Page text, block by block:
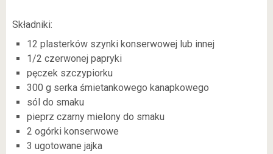
Składniki:
12 plasterków szynki konserwowej lub innej
1/2 czerwonej papryki
pęczek szczypiorku
300 g serka śmietankowego kanapkowego
sól do smaku
pieprz czarny mielony do smaku
2 ogórki konserwowe
3 ugotowane jajka